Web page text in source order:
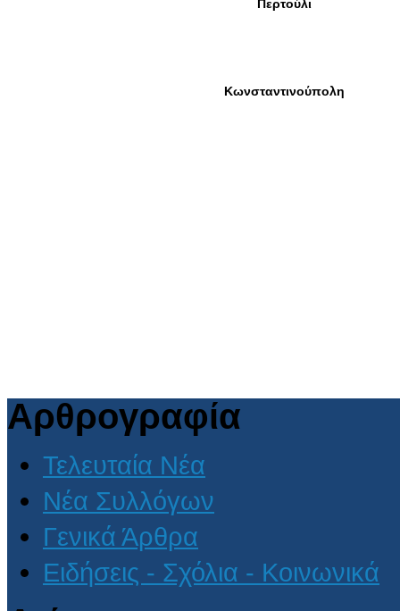
Αρθρογραφία
Τελευταία Νέα
Νέα Συλλόγων
Γενικά Άρθρα
Ειδήσεις - Σχόλια - Κοινωνικά